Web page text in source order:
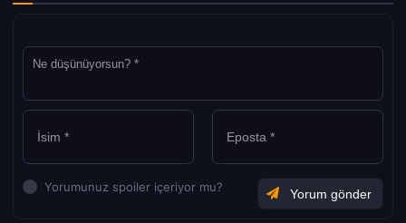
Yorumunuz spoiler içeriyor mu?